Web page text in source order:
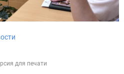
для печати